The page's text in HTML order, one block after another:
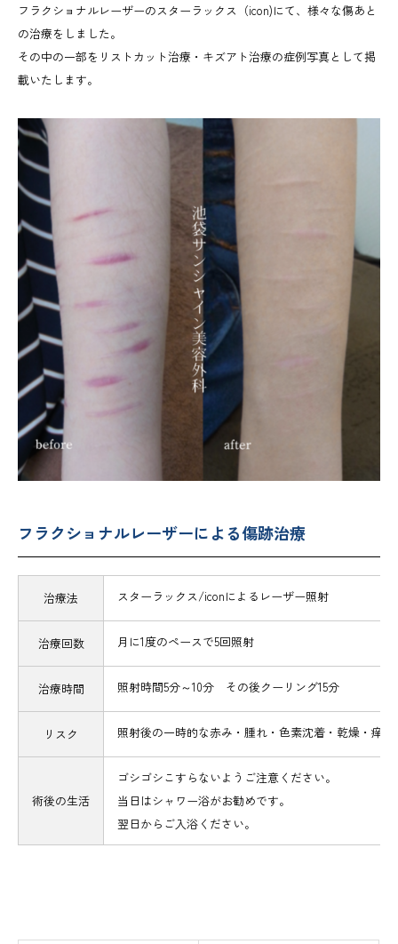
フラクショナルレーザーのスターラックス（icon)にて、様々な傷あと
の治療をしました。
その中の一部をリストカット治療・キズアト治療の症例写真として掲
載いたします。
フラクショナルレーザーによる傷跡治療
治療法 スターラックス/iconによるレーザー照射
治療回数 月に1度のペースで5回照射
治療時間 照射時間5分～10分 その後クーリング15分
リスク 照射後の一時的な赤み・腫れ・色素沈着・乾燥・痒
術後の生活
ゴシゴシこすらないようご注意ください。
当日はシャワー浴がお勧めです。
翌日からご入浴ください。